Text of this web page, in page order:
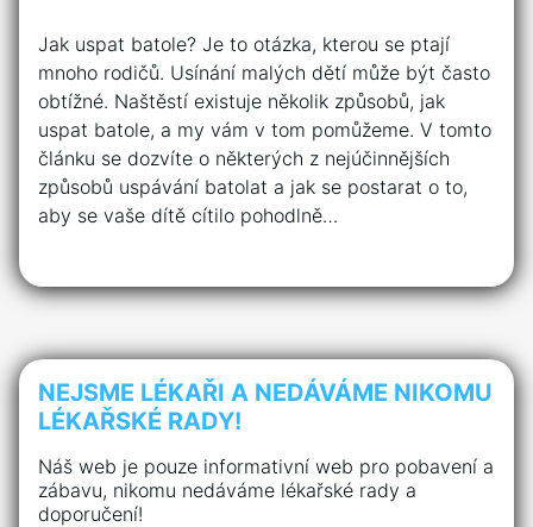
Jak uspat batole? Je to otázka, kterou se ptají
mnoho rodičů. Usínání malých dětí může být často
obtížné. Naštěstí existuje několik způsobů, jak
uspat batole, a my vám v tom pomůžeme. V tomto
článku se dozvíte o některých z nejúčinnějších
způsobů uspávání batolat a jak se postarat o to,
aby se vaše dítě cítilo pohodlně…
NEJSME LÉKAŘI A NEDÁVÁME NIKOMU
LÉKAŘSKÉ RADY!
Náš web je pouze informativní web pro pobavení a
zábavu, nikomu nedáváme lékařské rady a
doporučení!